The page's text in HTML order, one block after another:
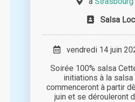
Salsa
vendredi 14 juin
Soirée 100% salsa
initiations à la salsa
commenceront à partir
juin et se dérouleront